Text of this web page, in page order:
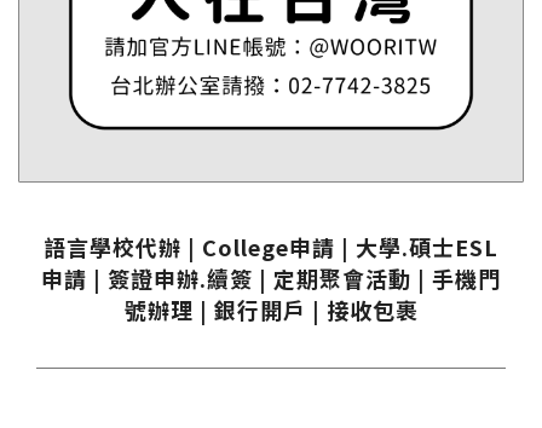
語言學校代辦 | College申請 | 大學.碩士ESL
申請 | 簽證申辦.續簽 | 定期聚會活動 | 手機門
號辦理 | 銀行開戶 | 接收包裹